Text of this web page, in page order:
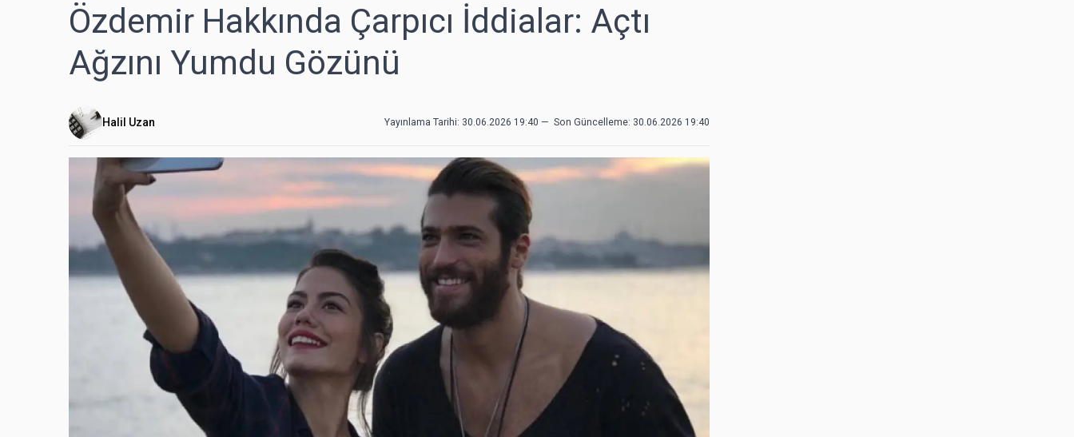
Özdemir Hakkında Çarpıcı İddialar: Açtı
Ağzını Yumdu Gözünü
Halil Uzan Yayınlama Tarihi: 30.06.2026 19:40 — Son Güncelleme: 30.06.2026 19:40